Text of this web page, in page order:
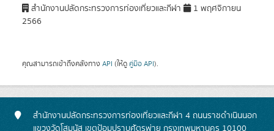
สำนักงานปลัดกระทรวงการท่องเที่ยวและกีฬา
1 พฤศจิกายน
2566
คุณสามารถเข้าถึงคลังทาง API (ให้ดู คู่มือ API).
สำนักงานปลัดกระทรวงการท่องเที่ยวและกีฬา 4 ถนนราชดำเนินนอก
แขวงวัดโสมนัส เขตป้อมปราบศัตรูพ่าย กรุงเทพมหานคร 10100